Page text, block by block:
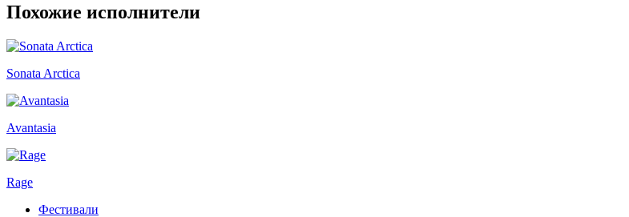
Похожие исполнители
Sonata Arctica
Avantasia
Rage
Фестивали